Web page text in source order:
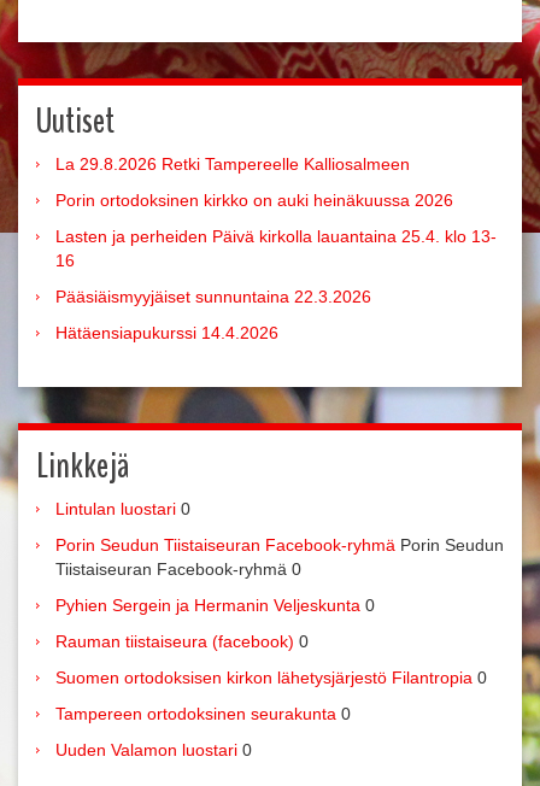
Uutiset
La 29.8.2026 Retki Tampereelle Kalliosalmeen
Porin ortodoksinen kirkko on auki heinäkuussa 2026
Lasten ja perheiden Päivä kirkolla lauantaina 25.4. klo 13-
16
Pääsiäismyyjäiset sunnuntaina 22.3.2026
Hätäensiapukurssi 14.4.2026
Linkkejä
Lintulan luostari 0
Porin Seudun Tiistaiseuran Facebook-ryhmä Porin Seudun
Tiistaiseuran Facebook-ryhmä 0
Pyhien Sergein ja Hermanin Veljeskunta 0
Rauman tiistaiseura (facebook) 0
Suomen ortodoksisen kirkon lähetysjärjestö Filantropia 0
Tampereen ortodoksinen seurakunta 0
Uuden Valamon luostari 0